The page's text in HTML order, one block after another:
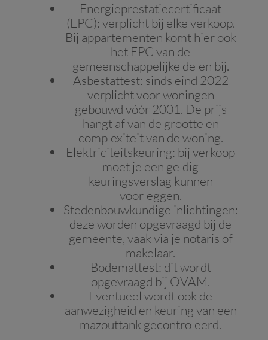
Energieprestatiecertificaat
(EPC): verplicht bij elke verkoop.
Bij appartementen komt hier ook
het EPC van de
gemeenschappelijke delen bij.
Asbestattest: sinds eind 2022
verplicht voor woningen
gebouwd vóór 2001. De prijs
hangt af van de grootte en
complexiteit van de woning.
Elektriciteitskeuring: bij verkoop
moet je een geldig
keuringsverslag kunnen
voorleggen.
Stedenbouwkundige inlichtingen:
deze worden opgevraagd bij de
gemeente, vaak via je notaris of
makelaar.
Bodemattest: dit wordt
opgevraagd bij OVAM.
Eventueel wordt ook de
aanwezigheid en keuring van een
mazouttank gecontroleerd.